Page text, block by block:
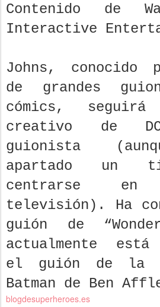
Contenido de
Interactive
Johns, conocido
de grandes
cómics,
creativo de
guionista
apartado un
centrarse
televisión). Ha
guión de
actualmente está
el guión de la
Batman de Ben
blogdesuperheroes.es